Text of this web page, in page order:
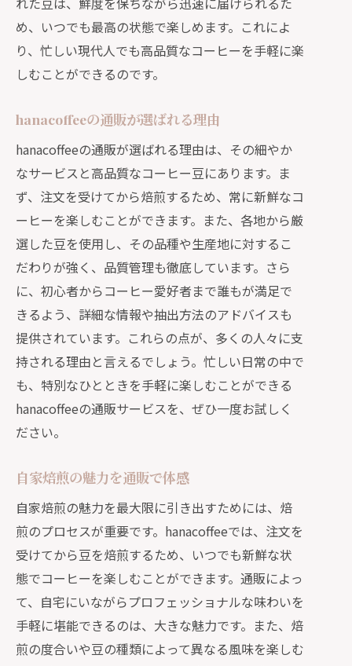
通販で手に入る特別なコーヒー体験
自家焙煎ならではの風味を堪能
忙しい日々でも楽しめるhanacoffeeの
魅力
ーヒータイムを
hanacoffeeの通販コーヒーで作る特別
な時間
自宅で楽しむ至福のコーヒータイム
通販で手に入る贅沢なひととき
hanacoffeeの豆がもたらす豊かな風味
自家焙煎コーヒーで癒されるひととき
通販で手軽に楽しむプロの味
め、いつでも最高の状態で楽しめます。これによ
り、忙しい現代人でも高品質なコーヒーを手軽に楽
しむことができるのです。
hanacoffeeの通販が選ばれる理由
hanacoffeeの通販が選ばれる理由は、その細やか
なサービスと高品質なコーヒー豆にあります。ま
ず、注文を受けてから焙煎するため、常に新鮮なコ
ーヒーを楽しむことができます。また、各地から厳
選した豆を使用し、その品種や生産地に対するこ
だわりが強く、品質管理も徹底しています。さら
に、初心者からコーヒー愛好者まで誰もが満足で
きるよう、詳細な情報や抽出方法のアドバイスも
提供されています。これらの点が、多くの人々に支
持される理由と言えるでしょう。忙しい日常の中で
も、特別なひとときを手軽に楽しむことができる
hanacoffeeの通販サービスを、ぜひ一度お試しく
ださい。
自家焙煎の魅力を通販で体感
自家焙煎の魅力を最大限に引き出すためには、焙
煎のプロセスが重要です。hanacoffeeでは、注文を
受けてから豆を焙煎するため、いつでも新鮮な状
態でコーヒーを楽しむことができます。通販によっ
て、自宅にいながらプロフェッショナルな味わいを
手軽に堪能できるのは、大きな魅力です。また、焙
煎の度合いや豆の種類によって異なる風味を楽しむ